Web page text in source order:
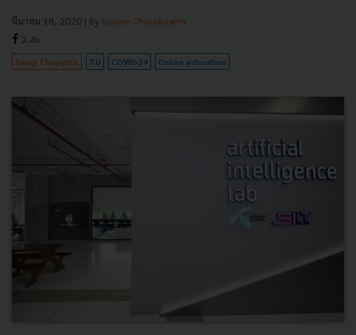
มีนาคม 18, 2020 | By Issaree Chulakasem
2.4k
Saucy Thoughts TU COVID-19 Online education